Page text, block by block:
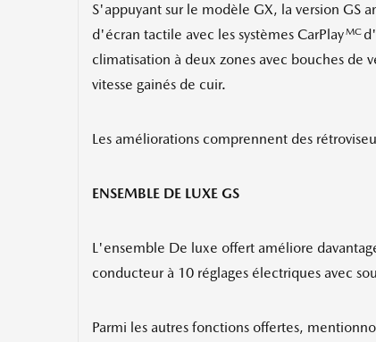
S'appuyant sur le modèle GX, la version
d'écran tactile avec les systèmes CarPlayMC
climatisation à deux zones avec bouches de
vitesse gainés de cuir.
Les améliorations comprennent des
ENSEMBLE DE LUXE GS
L'ensemble De luxe offert améliore
conducteur à 10 réglages électriques avec
Parmi les autres fonctions offertes,